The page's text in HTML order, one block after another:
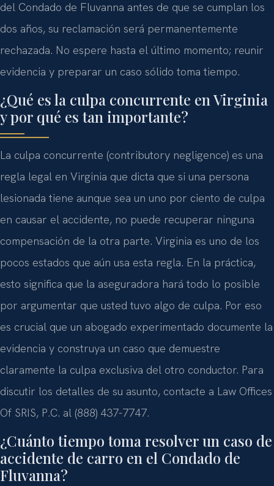
del Condado de Fluvanna antes de que se cumplan los
dos años, su reclamación será permanentemente
rechazada. No espere hasta el último momento; reunir
evidencia y preparar un caso sólido toma tiempo.
¿Qué es la culpa concurrente en Virginia
y por qué es tan importante?
La culpa concurrente (contributory negligence) es una
regla legal en Virginia que dicta que si una persona
lesionada tiene aunque sea un uno por ciento de culpa
en causar el accidente, no puede recuperar ninguna
compensación de la otra parte. Virginia es uno de los
pocos estados que aún usa esta regla. En la práctica,
esto significa que la aseguradora hará todo lo posible
por argumentar que usted tuvo algo de culpa. Por eso
es crucial que un abogado experimentado documente la
evidencia y construya un caso que demuestre
claramente la culpa exclusiva del otro conductor. Para
discutir los detalles de su asunto, contacte a Law Offices
Of SRIS, P.C. al (888) 437-7747.
¿Cuánto tiempo toma resolver un caso de
accidente de carro en el Condado de
Fluvanna?